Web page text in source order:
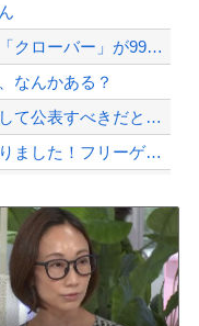
【緊急速報】NYで警官が黒人男性の首を絞め、暴動第二波不可避へ
Powered by livedoor 相互RSS
【朗報】「まもって守護月天」「クローバー」が99円セールｗｗｗｗｗｗｗｗｗｗｗｗ
なんかある？
警察や検察が冤罪率をデータとして公表すべきだと思う
「ソウルライクの恋愛ゲーム作りました！フリーゲームです」→女の子と会話して「弱攻...
8万円超へ
【動画】タイのティパンコーン王子が日本人女性とデートか？
日本旅行キャンセルすべきか…1万年ぶり史上最大級の火山の兆し＝韓国の反応